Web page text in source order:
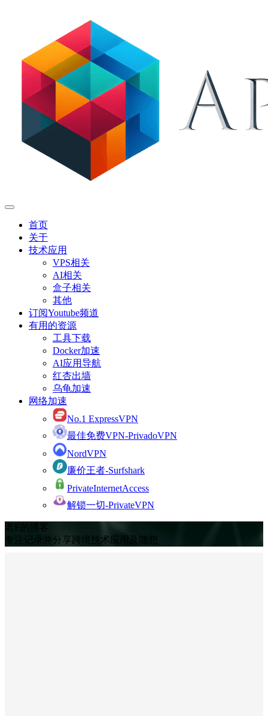
首页
关于
技术应用
VPS相关
AI相关
盒子相关
其他
订阅Youtube频道
有用的资源
工具下载
Docker加速
AI应用导航
红杏出墙
乌龟加速
网络加速
No.1 ExpressVPN
最佳免费VPN-PrivadoVPN
NordVPN
廉价王者-Surfshark
PrivateInternetAccess
解锁一切-PrivateVPN
老E的博客
专注记录并分享跨境技术应用及随想